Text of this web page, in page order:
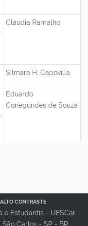
Cláudia Ramalho
Silmara H. Capovilla
Eduardo
Conegundes de Souza
ALTO CONTRASTE
e Estudantis - UFSCar
Carlos - SP - BR